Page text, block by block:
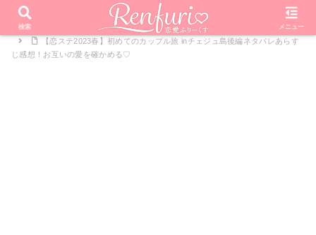
PR
ホーム 恋愛リアリティーショー
恋する♥週末ホームステイ
【恋ステ2023春】初めてのカップル旅 inチェジュ島後編ネタバレあらす
じ感想！お互いの愛を確かめる♡
検索 メニュー